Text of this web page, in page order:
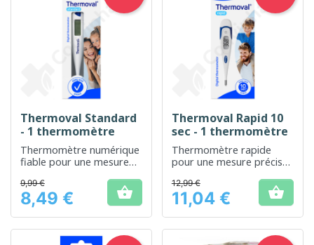
Thermoval Standard
- 1 thermomètre
Thermomètre numérique
fiable pour une mesure
corporelle
Prix
9,99 €
8,49 € 
Thermoval Rapid 10
sec - 1 thermomètre
Thermomètre rapide
pour une mesure précise
seulement 10 secondes
Prix
12,99 €
11,04 € 